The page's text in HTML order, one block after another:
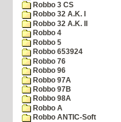
Robbo 3 CS
Robbo 32 A.K. I
Robbo 32 A.K. II
Robbo 4
Robbo 5
Robbo 653924
Robbo 76
Robbo 96
Robbo 97A
Robbo 97B
Robbo 98A
Robbo A
Robbo ANTIC-Soft